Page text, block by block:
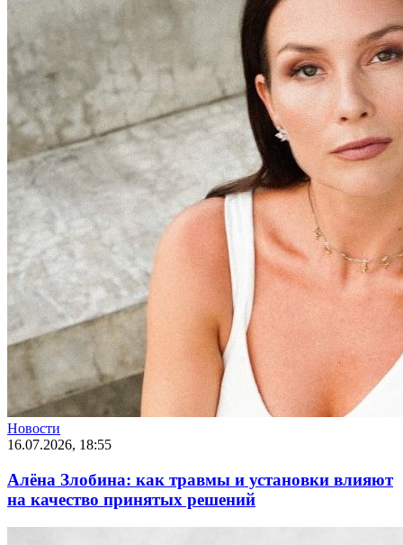
Новости
16.07.2026, 18:55
Алёна Злобина: как травмы и установки влияют
на качество принятых решений